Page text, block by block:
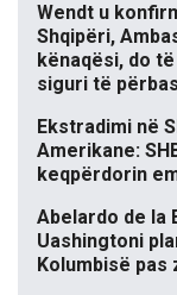
Wendt u
Shqipëri,
kënaqësi, do
siguri të
Ekstradimi në
Amerikane:
keqpërdorin
Abelardo de la
Uashingtoni
Kolumbisë